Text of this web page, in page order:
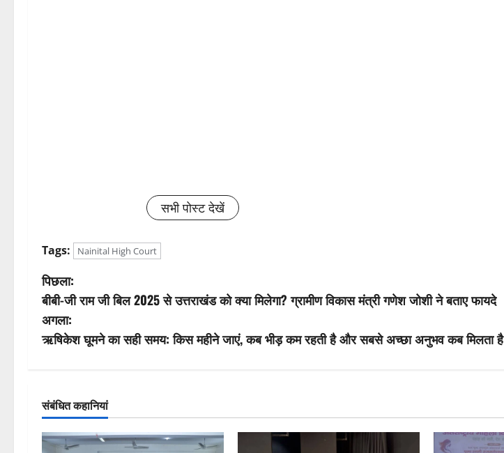
सभी पोस्ट देखें
Tags: Nainital High Court
पो
स्ट
ने
गे
श
पिछला:
बीबी-जी राम जी बिल 2025 से उत्तराखंड को क्या मिलेगा? ग्रामीण विकास मंत्री गणेश जोशी ने बताए फायदे
अगला:
ऋषिकेश घूमने का सही समय: किस महीने जाएं, कब भीड़ कम रहती है और सबसे अच्छा अनुभव कब मिलता है
संबंधित कहानियां